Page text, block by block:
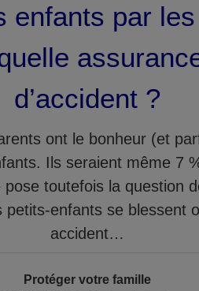
Protéger votre famille
enfants par
d’accident ?
ont le bonheur (et
Ils seraient même 7
pose toutefois la question
petits-enfants se blessent
accident…